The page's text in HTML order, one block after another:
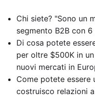
Chi siete? "Sono un
segmento B2B con
Di cosa potete
per oltre $500K in
nuovi mercati in
Come potete essere
costruisco relazioni